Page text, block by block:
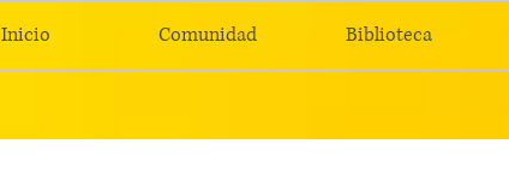
Inicio Comunidad Biblioteca